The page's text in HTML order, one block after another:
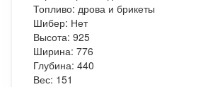
Топливо: дрова и брикеты
Шибер: Нет
Высота: 925
Ширина: 776
Глубина: 440
Вес: 151